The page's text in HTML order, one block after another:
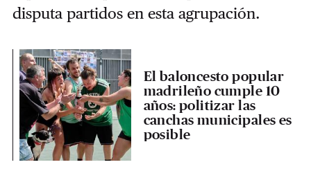
disputa partidos en esta agrupación.
El baloncesto popular
madrileño cumple 10
años: politizar las
canchas municipales es
posible